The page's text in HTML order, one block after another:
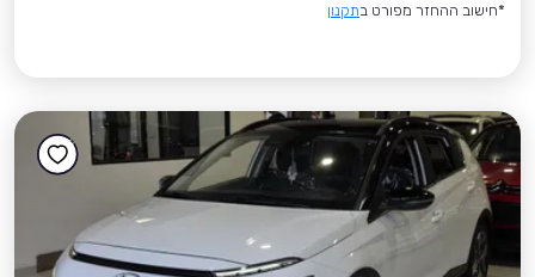
*חישוב ההחזר מפורט בתקנון